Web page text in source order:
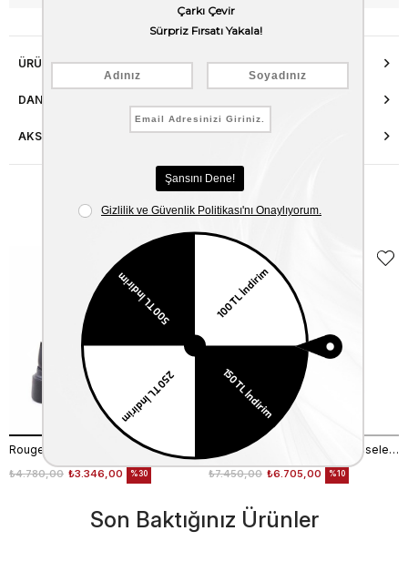
ÜRÜN ÖZELLIKLERI
DANIŞMA HATTI
AKSESUAR ONARIMI
Benzer Ürünler
₺3.346,00
₺4.780,00 %30
Greymer Kadın Hakiki Deri Kösele Taban Siyah Topuklu Bot
₺6.705,00
₺7.450,00 %10
EKSTRA
İNDİRİM
Son Baktığınız Ürünler